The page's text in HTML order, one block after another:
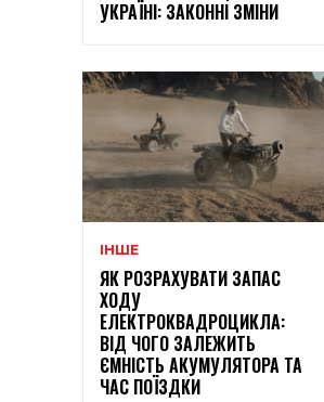
УКРАЇНІ: ЗАКОННІ ЗМІНИ
ІНШЕ
ЯК РОЗРАХУВАТИ ЗАПАС
ХОДУ
ЕЛЕКТРОКВАДРОЦИКЛА:
ВІД ЧОГО ЗАЛЕЖИТЬ
ЄМНІСТЬ АКУМУЛЯТОРА ТА
ЧАС ПОЇЗДКИ